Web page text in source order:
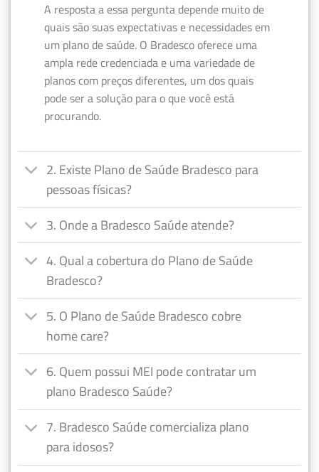
A resposta a essa pergunta depende muito de
quais são suas expectativas e necessidades em
um plano de saúde. O Bradesco oferece uma
ampla rede credenciada e uma variedade de
planos com preços diferentes, um dos quais
pode ser a solução para o que você está
procurando.
2. Existe Plano de Saúde Bradesco para
pessoas físicas?
3. Onde a Bradesco Saúde atende?
4. Qual a cobertura do Plano de Saúde
Bradesco?
5. O Plano de Saúde Bradesco cobre
home care?
6. Quem possui MEI pode contratar um
plano Bradesco Saúde?
7. Bradesco Saúde comercializa plano
para idosos?